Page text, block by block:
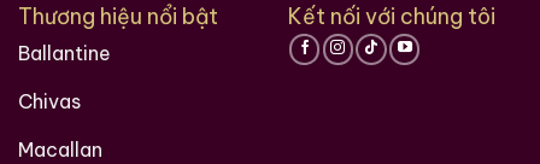
Thương hiệu nổi bật
Ballantine
Chivas
Macallan
Kết nối với chúng tôi